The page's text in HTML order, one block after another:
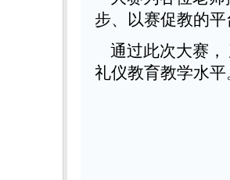
步、以赛促教的平
通过此次大赛，
礼仪教育教学水